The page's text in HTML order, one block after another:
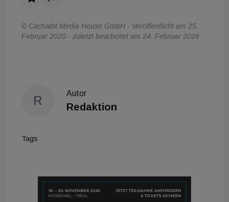
© Cachalot Media House GmbH - Veröffentlicht am 25.
Februar 2020 - zuletzt bearbeitet am 24. Februar 2026
R
Autor
Redaktion
Tags